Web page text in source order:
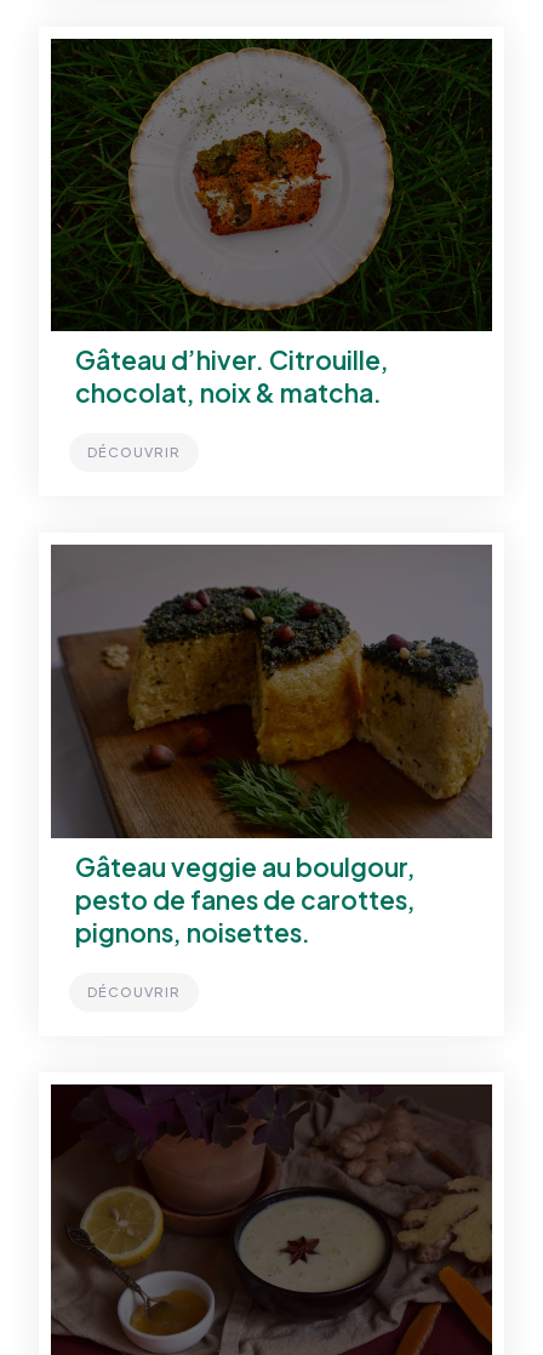
Gâteau d’hiver. Citrouille,
chocolat, noix & matcha.
DÉCOUVRIR
Gâteau veggie au boulgour,
pesto de fanes de carottes,
pignons, noisettes.
DÉCOUVRIR